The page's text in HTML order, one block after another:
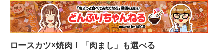
ロースカツ×焼肉！「肉まし」も選べる